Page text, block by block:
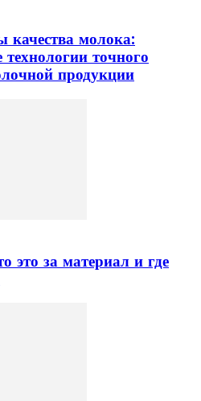
качества молока:
технологии точного
продукции
это за материал и где